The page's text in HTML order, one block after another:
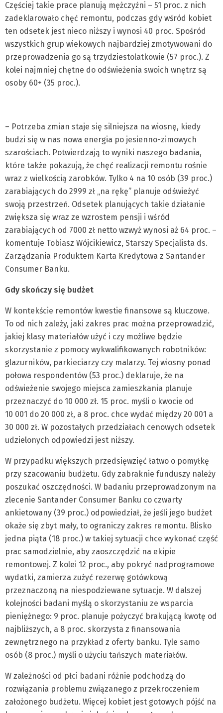
Częściej takie prace planują mężczyźni – 51 proc. z nich
zadeklarowało chęć remontu, podczas gdy wśród kobiet
ten odsetek jest nieco niższy i wynosi 40 proc. Spośród
wszystkich grup wiekowych najbardziej zmotywowani do
przeprowadzenia go są trzydziestolatkowie (57 proc.). Z
kolei najmniej chętne do odświeżenia swoich wnętrz są
osoby 60+ (35 proc.).
– Potrzeba zmian staje się silniejsza na wiosnę, kiedy
budzi się w nas nowa energia po jesienno-zimowych
szarościach. Potwierdzają to wyniki naszego badania,
które także pokazują, że chęć realizacji remontu rośnie
wraz z wielkością zarobków. Tylko 4 na 10 osób (39 proc.)
zarabiających do 2999 zł „na rękę” planuje odświeżyć
swoją przestrzeń. Odsetek planujących takie działanie
zwiększa się wraz ze wzrostem pensji i wśród
zarabiających od 7000 zł netto wzwyż wynosi aż 64 proc. –
komentuje Tobiasz Wójcikiewicz, Starszy Specjalista ds.
Zarządzania Produktem Karta Kredytowa z Santander
Consumer Banku.
Gdy skończy się budżet
W kontekście remontów kwestie finansowe są kluczowe.
To od nich zależy, jaki zakres prac można przeprowadzić,
jakiej klasy materiałów użyć i czy możliwe będzie
skorzystanie z pomocy wykwalifikowanych robotników:
glazurników, parkieciarzy czy malarzy. Tej wiosny ponad
połowa respondentów (53 proc.) deklaruje, że na
odświeżenie swojego miejsca zamieszkania planuje
przeznaczyć do 10 000 zł. 15 proc. myśli o kwocie od
10 001 do 20 000 zł, a 8 proc. chce wydać między 20 001 a
30 000 zł. W pozostałych przedziałach cenowych odsetek
udzielonych odpowiedzi jest niższy.
W przypadku większych przedsięwzięć łatwo o pomyłkę
przy szacowaniu budżetu. Gdy zabraknie funduszy należy
poszukać oszczędności. W badaniu przeprowadzonym na
zlecenie Santander Consumer Banku co czwarty
ankietowany (39 proc.) odpowiedział, że jeśli jego budżet
okaże się zbyt mały, to ograniczy zakres remontu. Blisko
jedna piąta (18 proc.) w takiej sytuacji chce wykonać część
prac samodzielnie, aby zaoszczędzić na ekipie
remontowej. Z kolei 12 proc., aby pokryć nadprogramowe
wydatki, zamierza zużyć rezerwę gotówkową
przeznaczoną na niespodziewane sytuacje. W dalszej
kolejności badani myślą o skorzystaniu ze wsparcia
pieniężnego: 9 proc. planuje pożyczyć brakującą kwotę od
najbliższych, a 8 proc. skorzysta z finansowania
zewnętrznego na przykład z oferty banku. Tyle samo
osób (8 proc.) myśli o użyciu tańszych materiałów.
W zależności od płci badani różnie podchodzą do
rozwiązania problemu związanego z przekroczeniem
założonego budżetu. Więcej kobiet jest gotowych pójść na